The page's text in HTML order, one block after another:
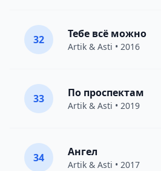
32 Тебе всё можно
Artik & Asti • 2016
33 По проспектам
Artik & Asti • 2019
34 Ангел
Artik & Asti • 2017